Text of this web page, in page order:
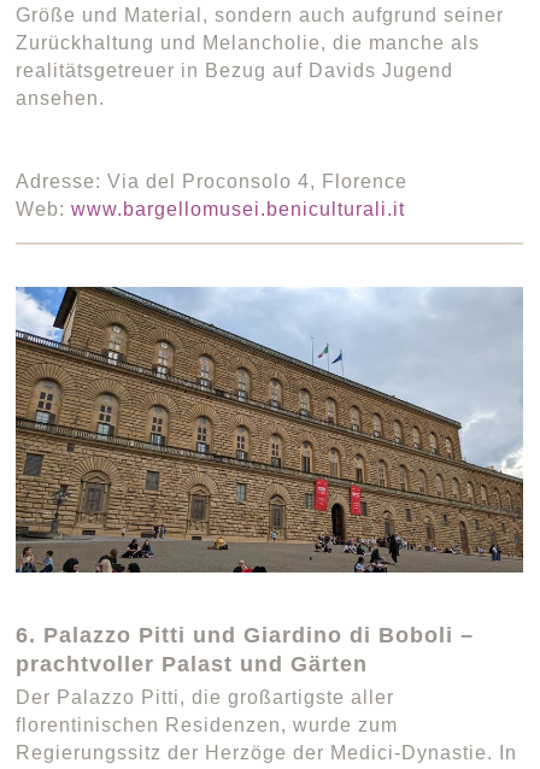
Größe und Material, sondern auch aufgrund seiner
Zurückhaltung und Melancholie, die manche als
realitätsgetreuer in Bezug auf Davids Jugend
ansehen.
Adresse: Via del Proconsolo 4, Florence
Web:www.bargellomusei.beniculturali.it
6. Palazzo Pitti und Giardino di Boboli –
prachtvoller Palast und Gärten
Der Palazzo Pitti, die großartigste aller
florentinischen Residenzen, wurde zum
Regierungssitz der Herzöge der Medici-Dynastie. In